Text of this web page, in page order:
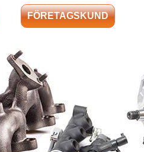
Fri frakt både
Leveranstid:
Leveranstiden